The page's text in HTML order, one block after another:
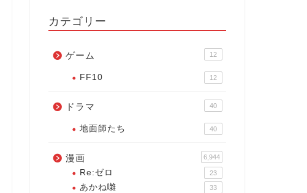
カテゴリー
ゲーム 12
FF10 12
ドラマ 40
地面師たち 40
漫画 6,944
Re:ゼロ 23
あかね囃 33